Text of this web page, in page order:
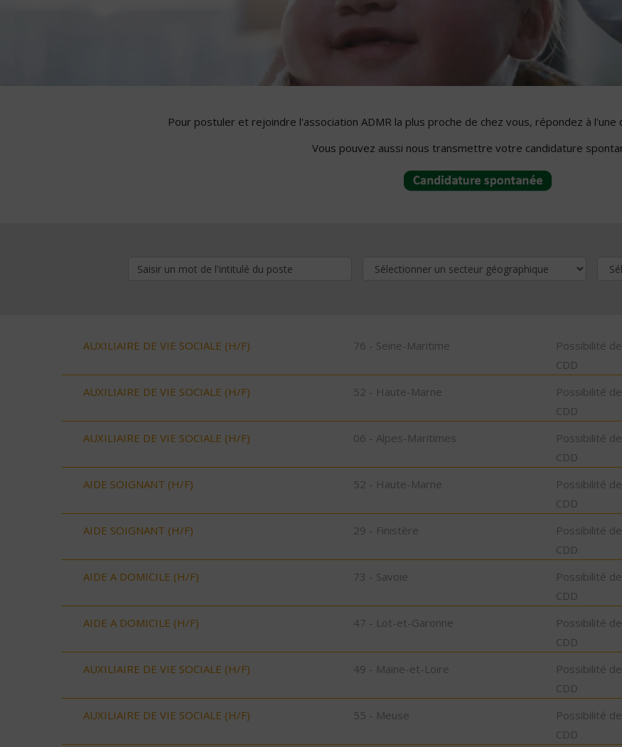
Pour postuler et rejoindre l'association ADMR la plus proche de chez vous, répondez à
Vous pouvez aussi nous transmettre votre candidature
AUXILIAIRE DE VIE SOCIALE (H/F) 76 - Seine-Maritime
Possibilité
CDD
AUXILIAIRE DE VIE SOCIALE (H/F) 52 - Haute-Marne
Possibilité
CDD
AUXILIAIRE DE VIE SOCIALE (H/F) 06 - Alpes-Maritimes
Possibilité
CDD
AIDE SOIGNANT (H/F) 52 - Haute-Marne
Possibilité
CDD
AIDE SOIGNANT (H/F) 29 - Finistère
Possibilité
CDD
AIDE A DOMICILE (H/F) 73 - Savoie
Possibilité
CDD
AIDE A DOMICILE (H/F) 47 - Lot-et-Garonne
Possibilité
CDD
AUXILIAIRE DE VIE SOCIALE (H/F) 49 - Maine-et-Loire
Possibilité
CDD
AUXILIAIRE DE VIE SOCIALE (H/F) 55 - Meuse
Possibilité
CDD